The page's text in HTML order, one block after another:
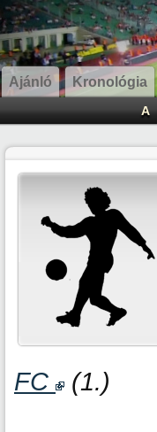
Ajánló Kronológia
A
FC
(1.)